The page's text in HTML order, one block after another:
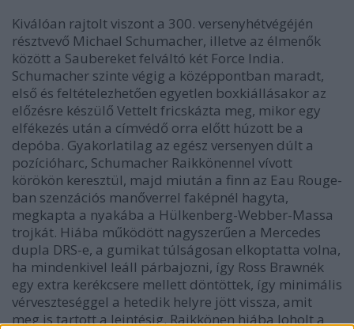
Kiválóan rajtolt viszont a 300. versenyhétvégéjén
résztvevő Michael Schumacher, illetve az élmenők
között a Saubereket felváltó két Force India.
Schumacher szinte végig a középpontban maradt,
első és feltételezhetően egyetlen boxkiállásakor az
előzésre készülő Vettelt fricskázta meg, mikor egy
elfékezés után a címvédő orra előtt húzott be a
depóba. Gyakorlatilag az egész versenyen dúlt a
pozícióharc, Schumacher Raikkönennel vívott
körökön keresztül, majd miután a finn az Eau Rouge-
ban szenzációs manőverrel faképnél hagyta,
megkapta a nyakába a Hülkenberg-Webber-Massa
trojkát. Hiába működött nagyszerűen a Mercedes
dupla DRS-e, a gumikat túlságosan elkoptatta volna,
ha mindenkivel leáll párbajozni, így Ross Brawnék
egy extra kerékcsere mellett döntöttek, így minimális
vérveszteséggel a hetedik helyre jött vissza, amit
meg is tartott a leintésig.Raikkönenhiába loholt a